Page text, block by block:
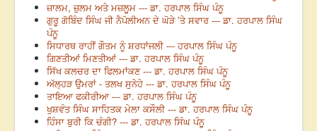
ਜ਼ਾਲਮ, ਜ਼ੁਲਮ ਅਤੇ ਮਜ਼ਲੂਮ --- ਡਾ. ਹਰਪਾਲ ਸਿੰਘ ਪੰਨੂ
ਗੁਰੂ ਗੋਬਿੰਦ ਸਿੰਘ ਜੀ ਨੈਪੋਲੀਅਨ ਦੇ ਘੋੜੇ ’ਤੇ ਸਵਾਰ --- ਡਾ. ਹਰਪਾਲ ਸਿੰਘ
ਪੰਨੂ
ਸਿਧਾਰਥ ਰਾਹੀਂ ਗੌਤਮ ਨੂੰ ਸ਼ਰਧਾਂਜਲੀ --- ਹਰਪਾਲ ਸਿੰਘ ਪੰਨੂ
ਗਿਣਤੀਆਂ ਮਿਣਤੀਆਂ --- ਡਾ. ਹਰਪਾਲ ਸਿੰਘ ਪੰਨੂ
ਸਿੱਖ ਕਲਚਰ ਦਾ ਫਿਲਮਾਂਕਣ --- ਡਾ. ਹਰਪਾਲ ਸਿੰਘ ਪੰਨੂ
ਅੱਲ੍ਹੜ ਉਮਰਾਂ - ਤਲਖ ਸੁਨੇਹੇ --- ਡਾ. ਹਰਪਾਲ ਸਿੰਘ ਪੰਨੂ
ਤਾਇਆ ਫਕੀਰੀਆ --- ਡਾ. ਹਰਪਾਲ ਸਿੰਘ ਪੰਨੂ
ਖੁਸ਼ਵੰਤ ਸਿੰਘ ਸਾਹਿਤਕ ਮੇਲਾ ਕਸੌਲੀ --- ਡਾ. ਹਰਪਾਲ ਸਿੰਘ ਪੰਨੂ
ਹਿੰਸਾ ਬੁਰੀ ਕਿ ਚੰਗੀ? --- ਡਾ. ਹਰਪਾਲ ਸਿੰਘ ਪੰਨੂ